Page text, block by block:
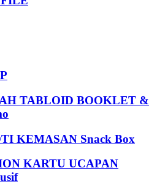
TABLOID BOOKLET &
KEMASAN Snack Box
KARTU UCAPAN